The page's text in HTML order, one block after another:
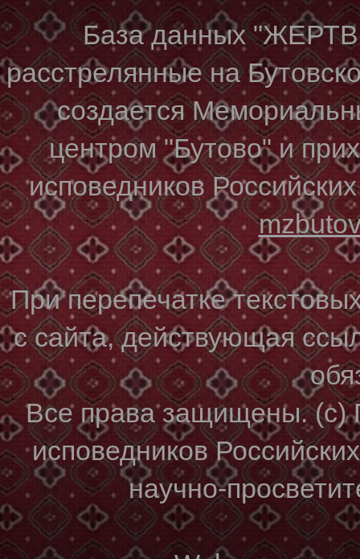
База данных
расстрелянные на
создается
центром "Бутово" и
исповедников
При перепечатке
с сайта, действующая
Все права защищены. (с)
исповедников
научно-